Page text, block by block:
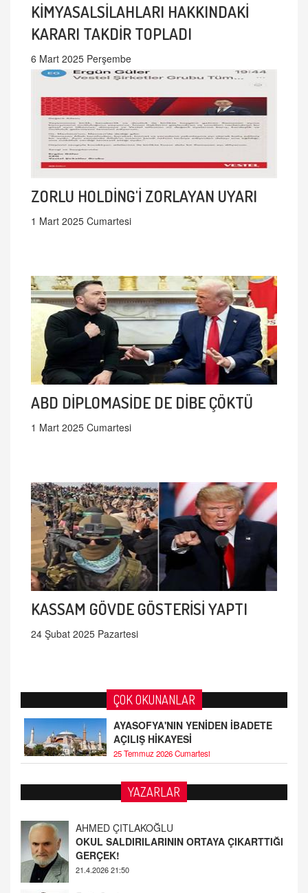
KİMYASALSİLAHLARI HAKKINDAKİ
KARARI TAKDİR TOPLADI
6 Mart 2025 Perşembe
ZORLU HOLDİNG'İ ZORLAYAN UYARI
1 Mart 2025 Cumartesi
ABD DİPLOMASİDE DE DİBE ÇÖKTÜ
1 Mart 2025 Cumartesi
KASSAM GÖVDE GÖSTERİSİ YAPTI
24 Şubat 2025 Pazartesi
ÇOK OKUNANLAR
AYASOFYA'NIN YENİDEN İBADETE
AÇILIŞ HİKAYESİ
25 Temmuz 2026 Cumartesi
YAZARLAR
AHMED ÇITLAKOĞLU
OKUL SALDIRILARININ ORTAYA ÇIKARTTIĞI
21.4.2026 21:50
Fatih Bayhan
MAARİF MESELEMİZ ÇIKMAZDA!